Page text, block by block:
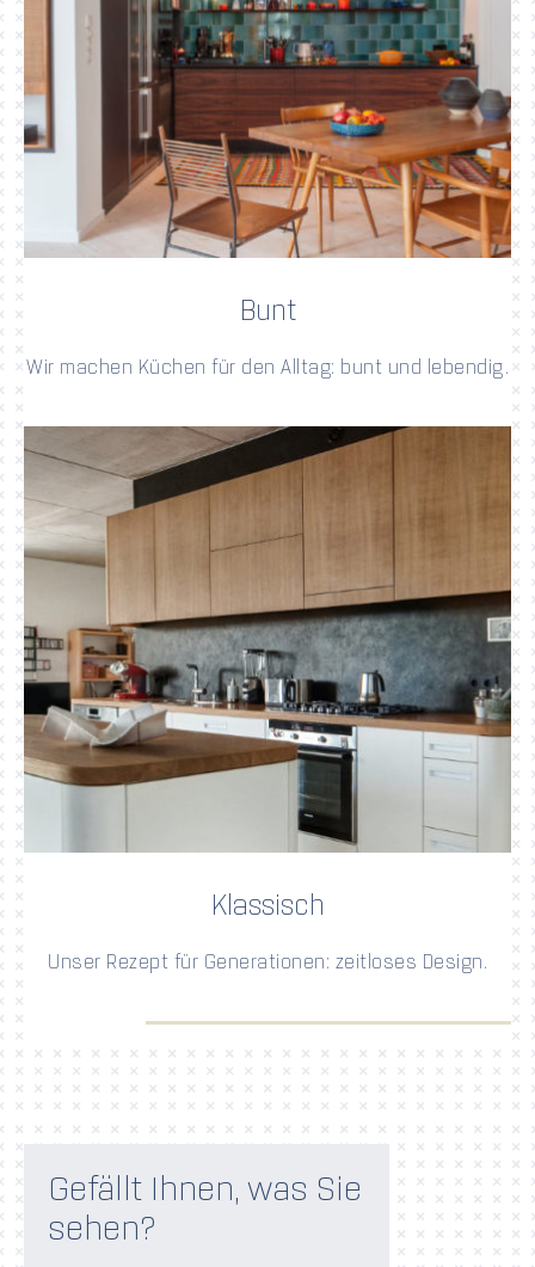
Bunt
Wir machen Küchen für den Alltag: bunt und lebendig.
Klassisch
Unser Rezept für Generationen: zeitloses Design.
Gefällt Ihnen, was Sie
sehen?